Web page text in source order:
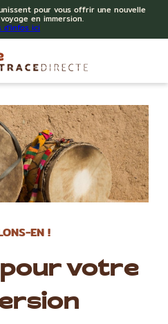
pour vous offrir une nouvelle
en immersion.
d'infos ici
EN !
pour votre